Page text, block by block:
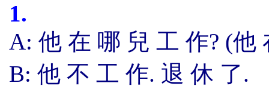
1.
A: 他 在 哪 兒 工 作? (他
B: 他 不 工 作. 退 休 了.